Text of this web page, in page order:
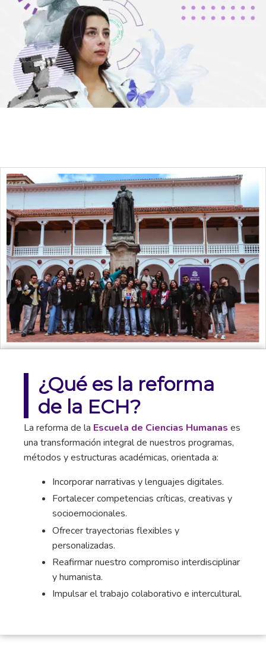
¿Qué es la reforma
de la ECH?
La reforma de la Escuela de Ciencias Humanas es
una transformación integral de nuestros programas,
métodos y estructuras académicas, orientada a:
Incorporar narrativas y lenguajes digitales.
Fortalecer competencias críticas, creativas y
socioemocionales.
Ofrecer trayectorias flexibles y
personalizadas.
Reafirmar nuestro compromiso interdisciplinar
y humanista.
Impulsar el trabajo colaborativo e intercultural.